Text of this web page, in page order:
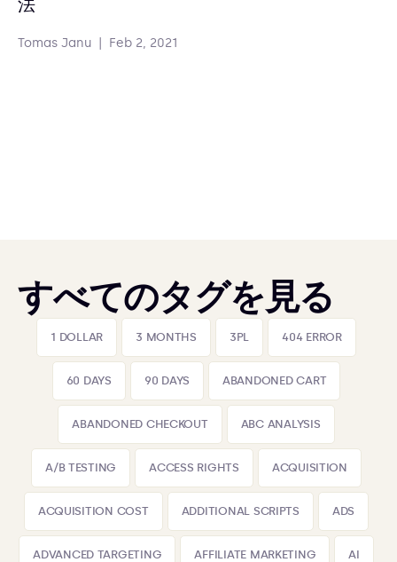
法
Tomas Janu Feb 2, 2021
すべてのタグを見る
1 DOLLAR 3 MONTHS 3PL 404 ERROR
60 DAYS 90 DAYS ABANDONED CART
ABANDONED CHECKOUT ABC ANALYSIS
A/B TESTING ACCESS RIGHTS ACQUISITION
ACQUISITION COST ADDITIONAL SCRIPTS ADS
ADVANCED TARGETING AFFILIATE MARKETING AI